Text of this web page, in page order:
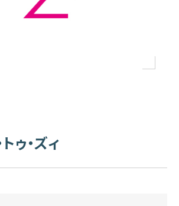
ゥ・ズィ